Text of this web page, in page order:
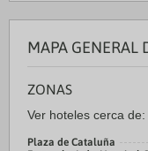
MAPA GENERAL
ZONAS
Ver hoteles cerca de:
Plaza de Cataluña